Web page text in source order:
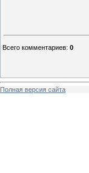
Всего комментариев: 0
Полная версия сайта